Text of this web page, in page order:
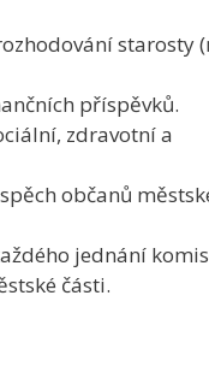
starosty
příspěvků.
zdravotní a
občanů
jednání
části.